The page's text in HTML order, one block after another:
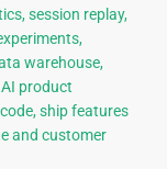
session replay,
warehouse,
product
ship features
and customer